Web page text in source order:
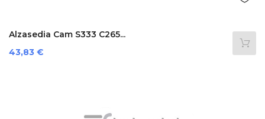
Alzasedia Cam S333 C265...
Prezzo
43,83 €